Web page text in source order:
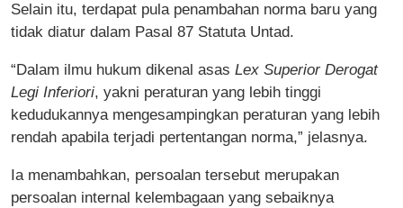
Selain itu, terdapat pula penambahan norma baru yang
tidak diatur dalam Pasal 87 Statuta Untad.
“Dalam ilmu hukum dikenal asas Lex Superior Derogat
Legi Inferiori, yakni peraturan yang lebih tinggi
kedudukannya mengesampingkan peraturan yang lebih
rendah apabila terjadi pertentangan norma,” jelasnya.
Ia menambahkan, persoalan tersebut merupakan
persoalan internal kelembagaan yang sebaiknya